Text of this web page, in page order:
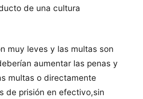
de una cultura
muy leves y las multas son
aumentar las penas y
multas o directamente
de prisión en efectivo,sin